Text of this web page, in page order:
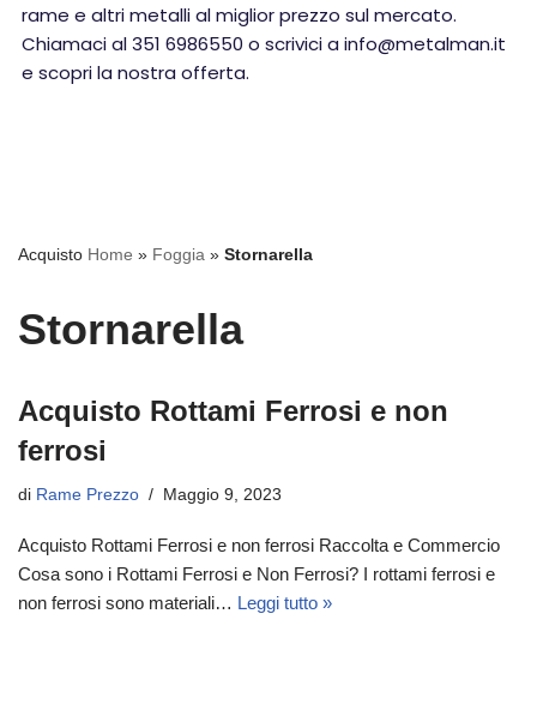
rame e altri metalli al miglior prezzo sul mercato.
Chiamaci al 351 6986550 o scrivici a info@metalman.it
e scopri la nostra offerta.
Acquisto Home » Foggia » Stornarella
Stornarella
Acquisto Rottami Ferrosi e non
ferrosi
di Rame Prezzo Maggio 9, 2023
Acquisto Rottami Ferrosi e non ferrosi Raccolta e Commercio
Cosa sono i Rottami Ferrosi e Non Ferrosi? I rottami ferrosi e
non ferrosi sono materiali… Leggi tutto »